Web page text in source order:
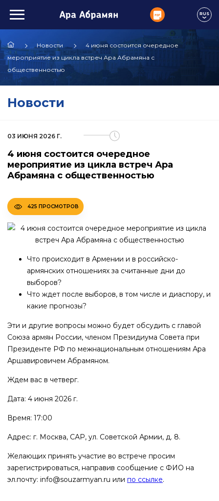
RUS
Новости
4 июня состоится очередное
мероприятие из цикла встреч Ара Абрамяна с
общественностью
Новости
03 ИЮНЯ 2026 Г.
4 июня состоится очередное
мероприятие из цикла встреч Ара
Абрамяна с общественностью
425 ПРОСМОТРОВ
Что происходит в Армении и в российско-
армянских отношениях за считанные дни до
выборов?
Что ждет после выборов, в том числе и диаспору, и
какие прогнозы?
Эти и другие вопросы можно будет обсудить с главой
Союза армян России, членом Президиума Совета при
Президенте РФ по межнациональным отношениям Ара
Аршавировичем Абрамяном.
Ждем вас в четверг.
Дата: 4 июня 2026 г.
Время: 17:00
Адрес: г. Москва, САР, ул. Советской Армии, д. 8.
Желающих принять участие во встрече просим
зарегистрироваться, направив сообщение с ФИО на
эл.почту: info@souzarmyan.ru или по ссылке.